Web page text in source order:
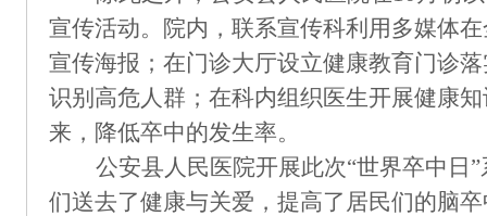
宣传活动。院内，联系宣传科利用多媒体
宣传海报；在门诊大厅设立健康教育门诊
识别高危人群；在科内组织医生开展健康
来，降低卒中的发生率。
公安县人民医院开展此次“世界卒中日
们送去了健康与关爱，提高了居民们的脑